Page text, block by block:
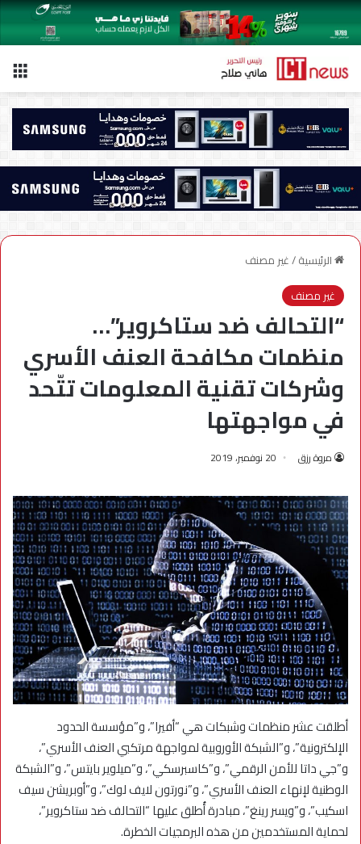
الرئيسية/غير مصنف
غير مصنف
“التحالف ضد ستاكروير”…
منظمات مكافحة العنف الأسري
وشركات تقنية المعلومات تتّحد
في مواجهتها
مروة رزق 20 نوفمبر، 2019
أطلقت عشر منظمات وشبكات هي “أفيرا”، و”مؤسسة الحدود
الإلكترونية”، و”الشبكة الأوروبية لمواجهة مرتكبي العنف الأسري”،
و”جي داتا للأمن الرقمي”، و”كاسبرسكي”، و”ميلوير بايتس”، و”الشبكة
الوطنية لإنهاء العنف الأسري”، و”نورتون لايف لوك”، و”أوبريشن سيف
اسكيب”، و”ويسر رينغ”، مبادرة أُطلق عليها “التحالف ضد ستاكروير”،
لحماية المستخدمين من هذه البرمجيات الخطرة.